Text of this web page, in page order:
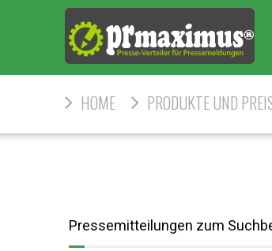
HOME PRODUKTE UND
Pressemitteilungen zum